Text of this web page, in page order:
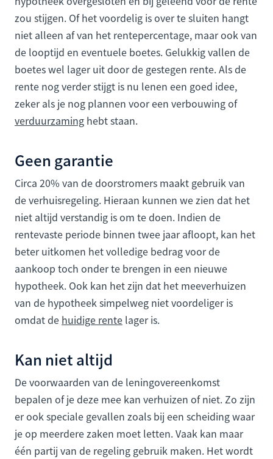
zou stijgen. Of het voordelig is over te sluiten hangt
niet alleen af van het rentepercentage, maar ook van
de looptijd en eventuele boetes. Gelukkig vallen de
boetes wel lager uit door de gestegen rente. Als de
rente nog verder stijgt is nu lenen een goed idee,
zeker als je nog plannen voor een verbouwing of
verduurzaming hebt staan.
Geen garantie
Circa 20% van de doorstromers maakt gebruik van
de verhuisregeling. Hieraan kunnen we zien dat het
niet altijd verstandig is om te doen. Indien de
rentevaste periode binnen twee jaar afloopt, kan het
beter uitkomen het volledige bedrag voor de
aankoop toch onder te brengen in een nieuwe
hypotheek. Ook kan het zijn dat het meeverhuizen
van de hypotheek simpelweg niet voordeliger is
omdat de huidige rente lager is.
Kan niet altijd
De voorwaarden van de leningovereenkomst
bepalen of je deze mee kan verhuizen of niet. Zo zijn
er ook speciale gevallen zoals bij een scheiding waar
je op meerdere zaken moet letten. Vaak kan maar
één partij van de regeling gebruik maken. Het wordt